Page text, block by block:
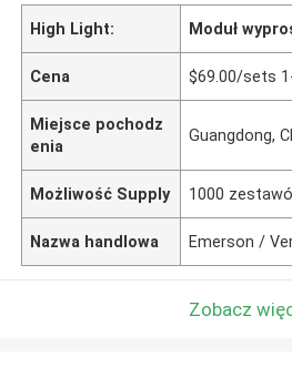
High Light: Moduł
Cena $69.00/sets
Miejsce pochodz
enia
Guangdong,
Możliwość Supply 1000
Nazwa handlowa Emerson /
Zobacz